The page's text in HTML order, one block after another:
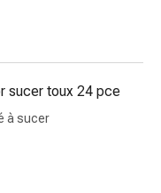
sucer toux 24 pce
à sucer